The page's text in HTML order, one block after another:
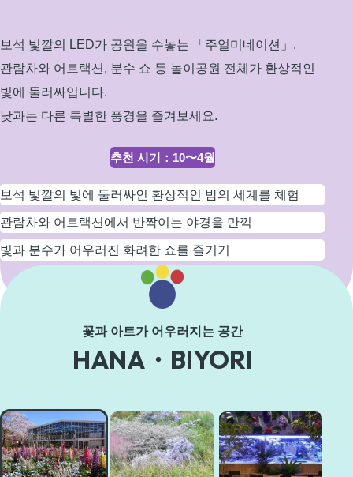
는
의
세
계
보석 빛깔의 LED가 공원을 수놓는 「주얼미네이션」.
관람차와 어트랙션, 분수 쇼 등 놀이공원 전체가 환상적인
빛에 둘러싸입니다.
낮과는 다른 특별한 풍경을 즐겨보세요.
추천 시기 ： 10〜4월
보석 빛깔의 빛에 둘러싸인 환상적인 밤의 세계를 체험
관람차와 어트랙션에서 반짝이는 야경을 만끽
빛과 분수가 어우러진 화려한 쇼를 즐기기
자세히 보기
꽃과 아트가 어우러지는 공간
HANA・BIYORI
사계절
을 수놓
는
HANA・